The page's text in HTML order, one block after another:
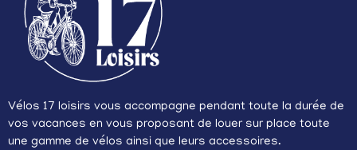
Vélos 17 loisirs vous accompagne pendant toute la durée de
vos vacances en vous proposant de louer sur place toute
une gamme de vélos ainsi que leurs accessoires.